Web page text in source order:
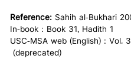
Reference: Sahih al-Bukhari
In-book : Book 31, Hadith 1
USC-MSA web (English) : Vol.
(deprecated)